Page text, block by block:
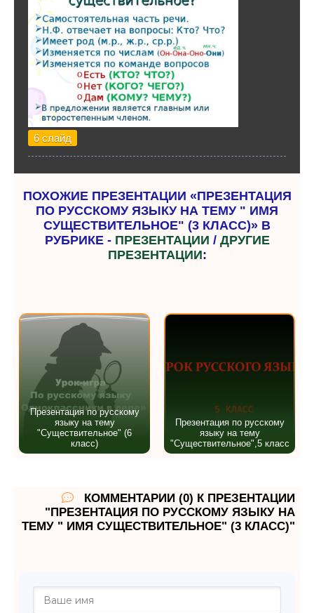
6 слайд
ПОХОЖИЕ ПРЕЗЕНТАЦИИ «ПРЕЗЕНТАЦИЯ
ПО РУССКОМУ ЯЗЫКУ НА ТЕМУ " ИМЯ
СУЩЕСТВИТЕЛЬНОЕ" (3 КЛАСС)» В
РУБРИКЕ - ПРЕЗЕНТАЦИИ / ДРУГИЕ
ПРЕЗЕНТАЦИИ:
Презентация по русскому
языку на тему
"Существительное" (6
класс)
Презентация по русскому
языку на тему
"Существительное",5 класс
КОММЕНТАРИИ (0) К ПРЕЗЕНТАЦИИ
"ПРЕЗЕНТАЦИЯ ПО РУССКОМУ ЯЗЫКУ НА
ТЕМУ " ИМЯ СУЩЕСТВИТЕЛЬНОЕ" (3 КЛАСС)"